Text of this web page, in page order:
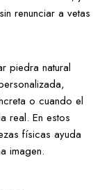
renunciar a vetas
piedra natural
o cuando el
real. En estos
físicas ayuda
imagen.